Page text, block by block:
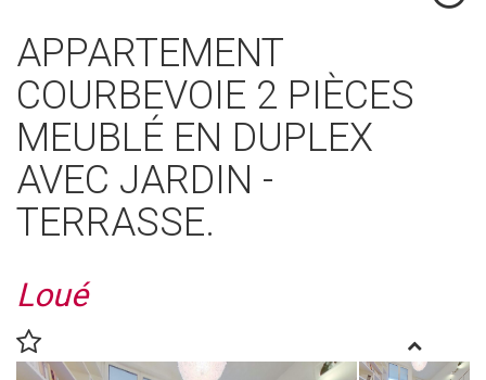
APPARTEMENT
COURBEVOIE 2 PIÈCES
MEUBLÉ EN DUPLEX
AVEC JARDIN -
TERRASSE.
Loué